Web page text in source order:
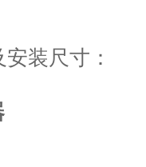
安装尺寸 ：